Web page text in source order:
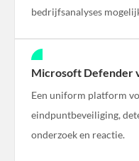
bedrijfsanalyses
Microsoft Defender
Een uniform platform
eindpuntbeveiliging,
onderzoek en reactie.